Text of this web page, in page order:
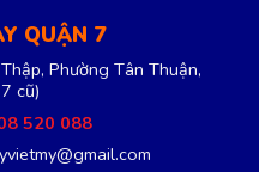
QUẬN 7
Phường Tân Thuận,
cũ)
520 088